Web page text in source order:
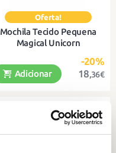
Mochila Tecido Pequena
Magical Unicorn
-20%
18,36€
Adicionar